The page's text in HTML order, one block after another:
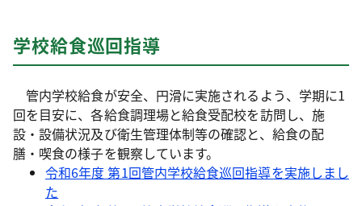
学校給食巡回指導
管内学校給食が安全、円滑に実施されるよう、学期に1
回を目安に、各給食調理場と給食受配校を訪問し、施
設・設備状況及び衛生管理体制等の確認と、給食の配
膳・喫食の様子を観察しています。
令和6年度 第1回管内学校給食巡回指導を実施しまし
た